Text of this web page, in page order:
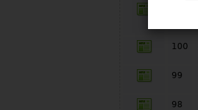
100
99
98